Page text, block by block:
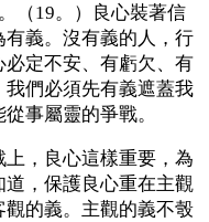
（19。）良心裝著信
義。沒有義的人，行
定不安、有虧欠、有
們必須先有義遮蓋我
事屬靈的爭戰。
，良心這樣重要，為
，保護良心重在主觀
的義。主觀的義不彀